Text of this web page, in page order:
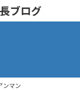
ブログ
ンマン